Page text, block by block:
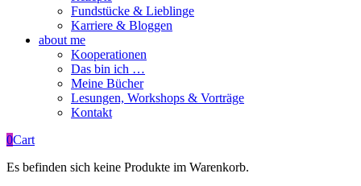
Fundstücke & Lieblinge
Karriere & Bloggen
about me
Kooperationen
Das bin ich …
Meine Bücher
Lesungen, Workshops & Vorträge
Kontakt
0Cart
Es befinden sich keine Produkte im Warenkorb.